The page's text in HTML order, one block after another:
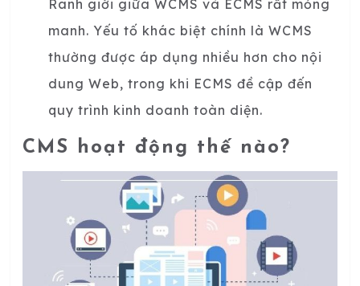
Ranh giới giữa WCMS và ECMS rất mỏng
manh. Yếu tố khác biệt chính là WCMS
thường được áp dụng nhiều hơn cho nội
dung Web, trong khi ECMS đề cập đến
quy trình kinh doanh toàn diện.
CMS hoạt động thế nào?